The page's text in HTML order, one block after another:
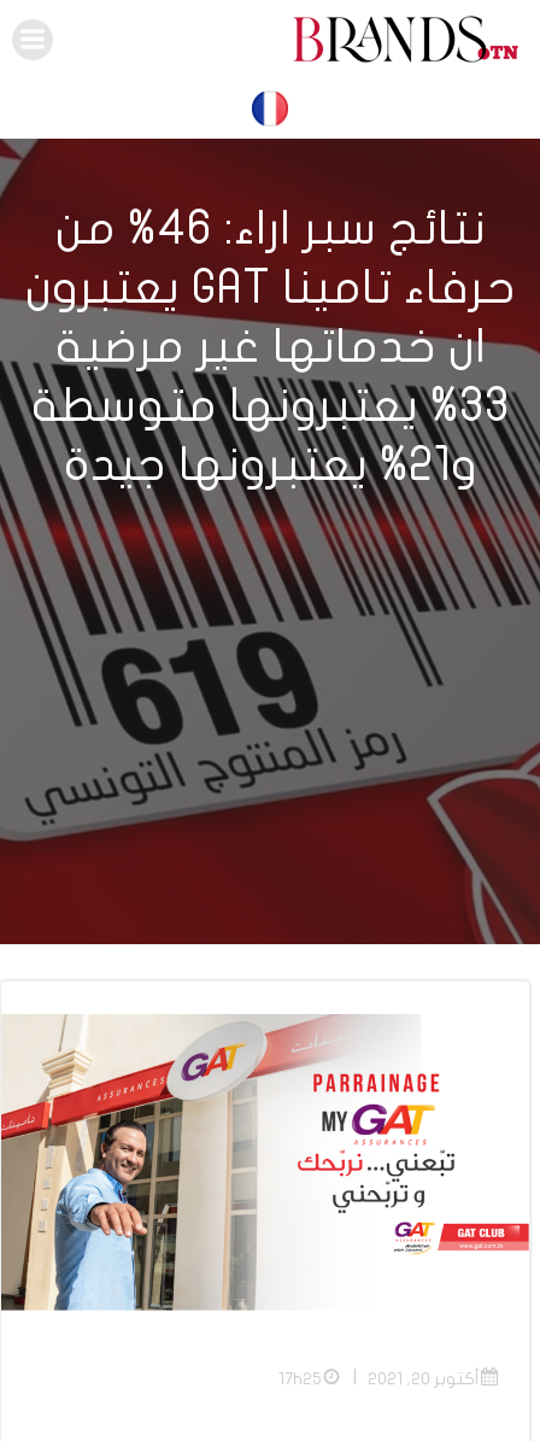
نتائج سبر اراء: 46% من
حرفاء تامينا GAT يعتبرون
ان خدماتها غير مرضية
33% يعتبرونها متوسطة
و21% يعتبرونها جيدة
أكتوبر 20, 2021 17h25